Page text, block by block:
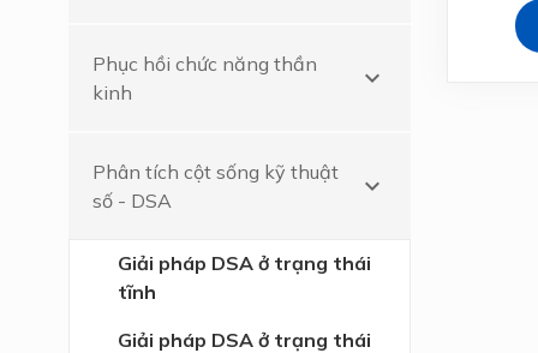
Phục hồi chức năng thần
kinh
keyboard_arrow_down
Phân tích cột sống kỹ thuật
số - DSA
keyboard_arrow_down
Giải pháp DSA ở trạng thái
tĩnh
Giải pháp DSA ở trạng thái